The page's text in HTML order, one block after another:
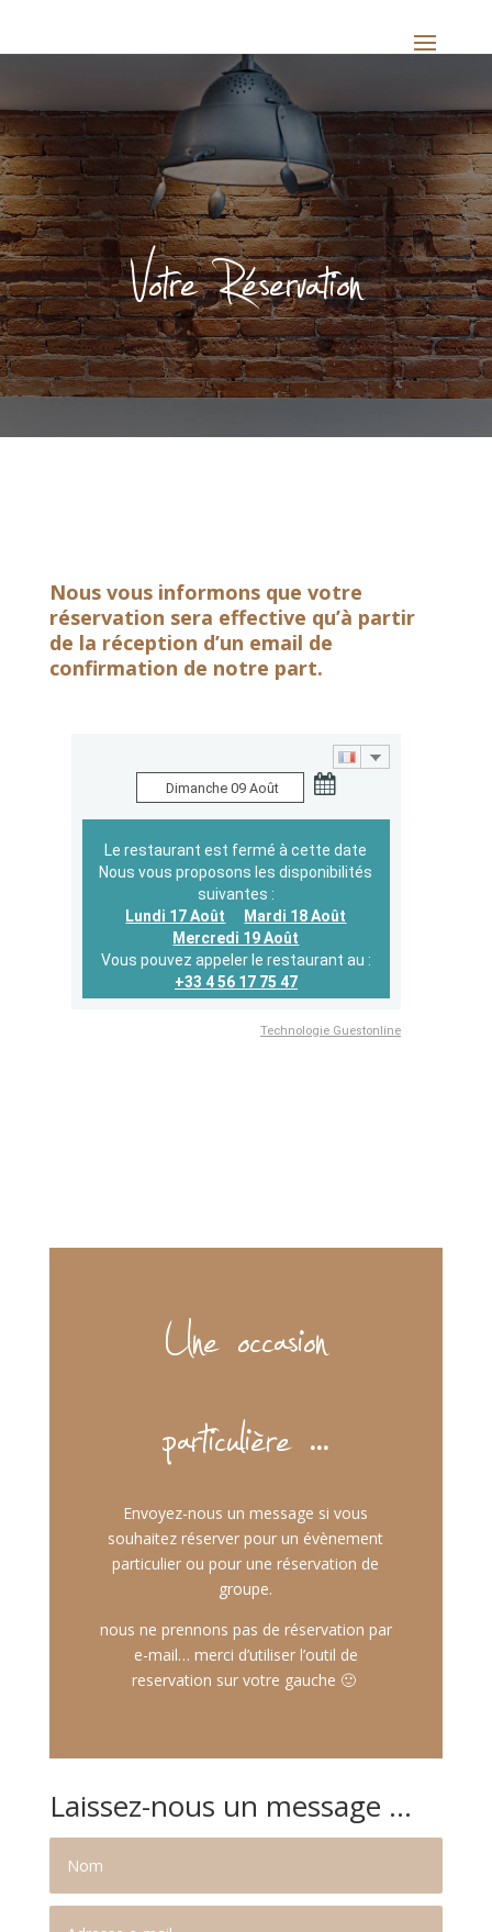
Votre Réservation
Nous vous informons que votre
réservation sera effective qu’à partir
de la réception d’un email de
confirmation de notre part.
Une occasion
particulière ...
Envoyez-nous un message si vous
souhaitez réserver pour un évènement
particulier ou pour une réservation de
groupe.
nous ne prennons pas de réservation par
e-mail… merci d’utiliser l’outil de
reservation sur votre gauche 🙂
Laissez-nous un message ...